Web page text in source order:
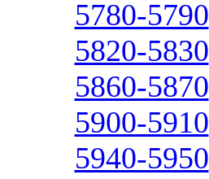
5780-5790
5820-5830
5860-5870
5900-5910
5940-5950